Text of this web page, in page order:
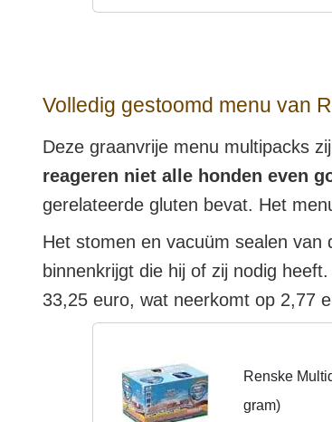
Volledig gestoomd menu van
Deze graanvrije menu multipacks
reageren niet alle honden even
gerelateerde gluten bevat. Het
Het stomen en vacuüm sealen
binnenkrijgt die hij of zij nodig
33,25 euro, wat neerkomt op 2,77
Renske
gram)